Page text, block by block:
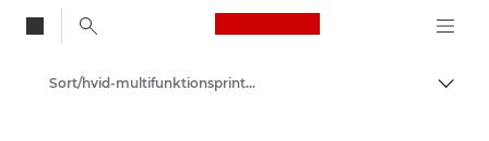
Canon Logo, back
Skift
Sort/hvid-multifunktionsprintere